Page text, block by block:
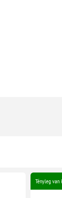
Tényleg van